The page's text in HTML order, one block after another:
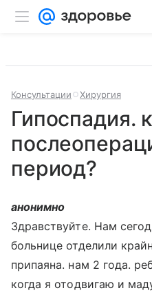
Консультации Хирургия
Гипоспадия.
период?
анонимно
Здравствуйте. Нам
больнице отделили
припаяна. нам 2 года.
когда я отодвигаю и